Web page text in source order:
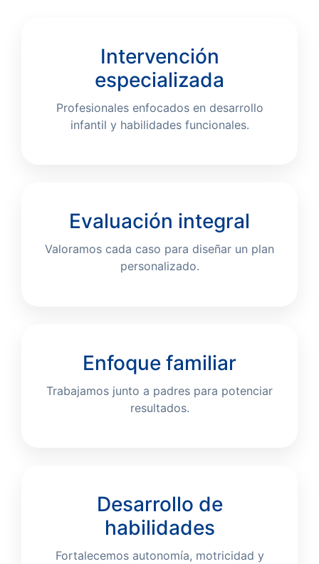
Intervención
especializada
Profesionales enfocados en desarrollo
infantil y habilidades funcionales.
Evaluación integral
Valoramos cada caso para diseñar un plan
personalizado.
Enfoque familiar
Trabajamos junto a padres para potenciar
resultados.
Desarrollo de
habilidades
Fortalecemos autonomía, motricidad y